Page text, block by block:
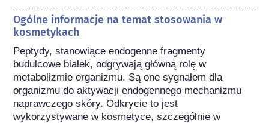
Ogólne informacje na temat stosowania w
kosmetykach
Peptydy, stanowiące endogenne fragmenty
budulcowe białek, odgrywają główną rolę w
metabolizmie organizmu. Są one sygnałem dla
organizmu do aktywacji endogennego mechanizmu
naprawczego skóry. Odkrycie to jest
wykorzystywane w kosmetyce, szczególnie w